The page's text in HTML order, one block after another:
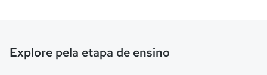
Explore pela etapa de ensino